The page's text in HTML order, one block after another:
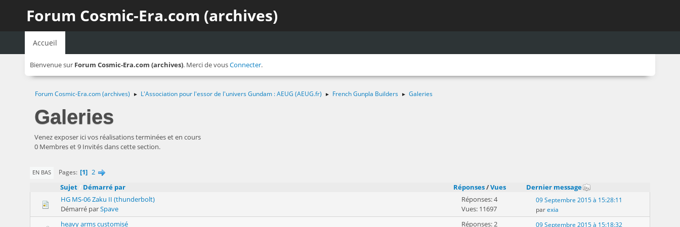
Forum Cosmic-Era.com (archives)
Accueil
Bienvenue sur Forum Cosmic-Era.com (archives). Merci de vousConnecter.
Forum Cosmic-Era.com (archives) ► L'Association pour l'essor de l'univers Gundam : AEUG (AEUG.fr) ► French Gunpla Builders ► Galeries
Galeries
Venez exposer ici vos réalisations terminées et en cours
0 Membres et 9 Invités dans cette section.
EN BAS Pages 1
2
Sujet
Démarré par Réponses/Vues
Dernier message
HG MS-06 Zaku II (thunderbolt)
Démarré parSpave
Réponses: 4
Vues: 11697
09 Septembre 2015 à 15:28:11
parexia
heavy arms customisé
Réponses: 2
09 Septembre 2015 à 15:18:32